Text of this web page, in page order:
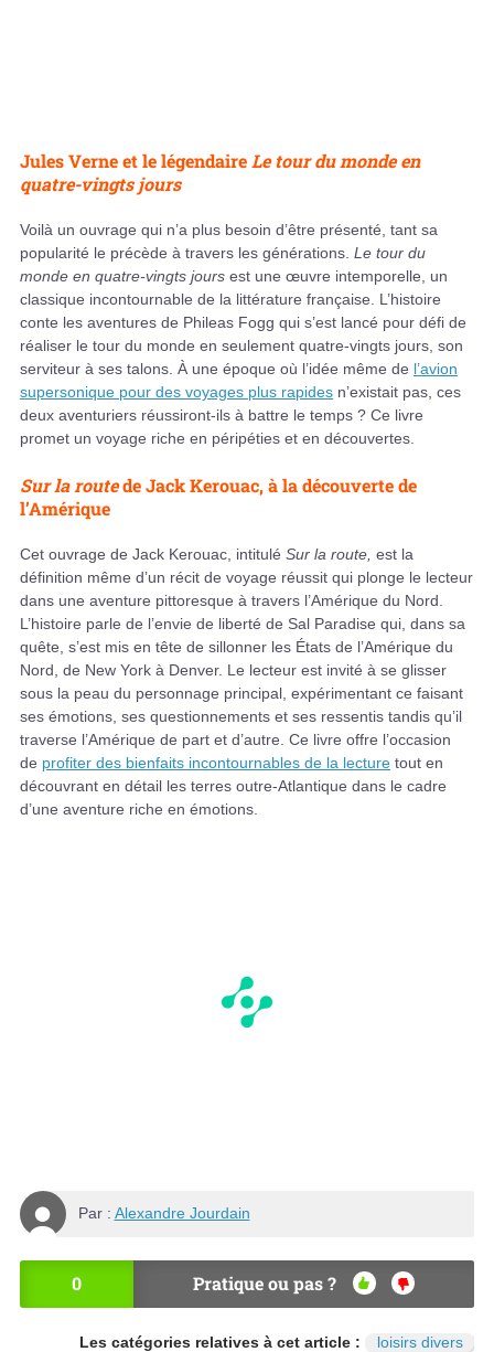
Jules Verne et le légendaireLe tour du monde en
quatre-vingts jours
Voilà un ouvrage qui n’a plus besoin d’être présenté, tant sa
popularité le précède à travers les générations. Le tour du
monde en quatre-vingts jours est une œuvre intemporelle, un
classique incontournable de la littérature française. L’histoire
conte les aventures de Phileas Fogg qui s’est lancé pour défi de
réaliser le tour du monde en seulement quatre-vingts jours, son
serviteur à ses talons. À une époque où l’idée même de l’avion
supersonique pour des voyages plus rapides n’existait pas, ces
deux aventuriers réussiront-ils à battre le temps ? Ce livre
promet un voyage riche en péripéties et en découvertes.
Sur la routede Jack Kerouac, à la découverte de
l’Amérique
Cet ouvrage de Jack Kerouac, intitulé Sur la route, est la
définition même d’un récit de voyage réussit qui plonge le lecteur
dans une aventure pittoresque à travers l’Amérique du Nord.
L’histoire parle de l’envie de liberté de Sal Paradise qui, dans sa
quête, s’est mis en tête de sillonner les États de l’Amérique du
Nord, de New York à Denver. Le lecteur est invité à se glisser
sous la peau du personnage principal, expérimentant ce faisant
ses émotions, ses questionnements et ses ressentis tandis qu’il
traverse l’Amérique de part et d’autre. Ce livre offre l’occasion
de profiter des bienfaits incontournables de la lecture tout en
découvrant en détail les terres outre-Atlantique dans le cadre
d’une aventure riche en émotions.
Par : Alexandre Jourdain
0 Pratique ou pas ?
OU
NO
N
Les catégories relatives à cet article : loisirs divers